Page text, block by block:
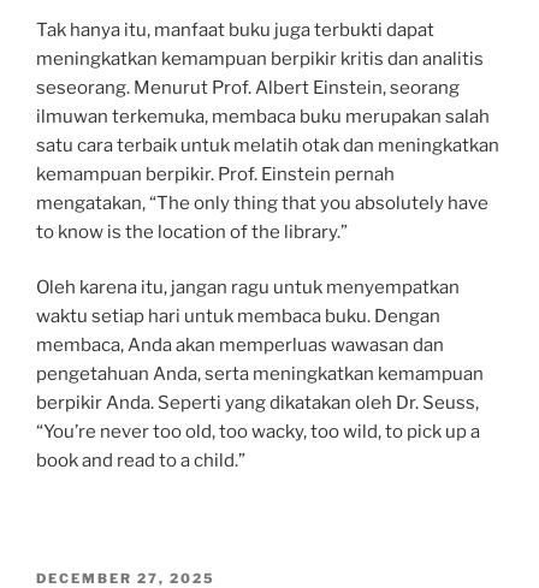
Tak hanya itu, manfaat buku juga terbukti dapat
meningkatkan kemampuan berpikir kritis dan analitis
seseorang. Menurut Prof. Albert Einstein, seorang
ilmuwan terkemuka, membaca buku merupakan salah
satu cara terbaik untuk melatih otak dan meningkatkan
kemampuan berpikir. Prof. Einstein pernah
mengatakan, “The only thing that you absolutely have
to know is the location of the library.”
Oleh karena itu, jangan ragu untuk menyempatkan
waktu setiap hari untuk membaca buku. Dengan
membaca, Anda akan memperluas wawasan dan
pengetahuan Anda, serta meningkatkan kemampuan
berpikir Anda. Seperti yang dikatakan oleh Dr. Seuss,
“You’re never too old, too wacky, too wild, to pick up a
book and read to a child.”
POSTED
DECEMBER 27, 2025